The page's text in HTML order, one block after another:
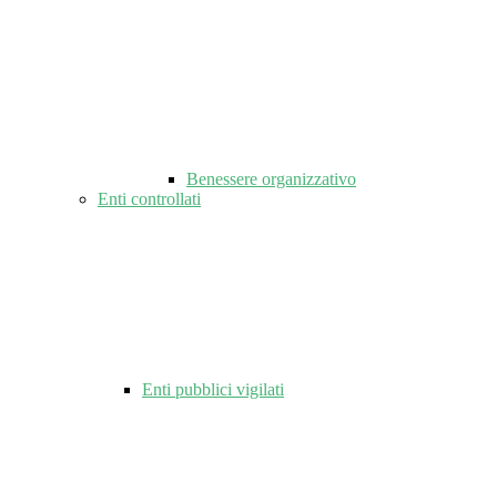
Benessere organizzativo
Enti controllati
Enti pubblici vigilati